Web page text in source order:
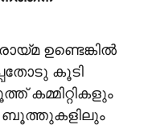
ഉണ്ടെങ്കില്‍
കൂടി
കമ്മിറ്റികളും
ബൂത്തുകളിലും